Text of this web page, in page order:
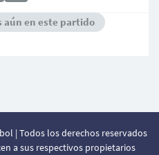
aún en este partido
| Todos los derechos reservados
a sus respectivos propietarios